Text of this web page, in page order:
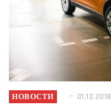
НОВОСТИ 01.12.2018